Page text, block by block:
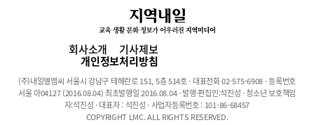
8% 미만으로 조성해 누구나 숲길을 누릴 수 있도록 했다. 정상까지
이어진 데크 로드를 따라 오르면 오두산 통일전망대, 헤이리 예술마
을, 통일동산, 체인지업 캠퍼스 등이 한눈에 들어온다. 느린 걸음으
로 20분 정도 오르면 사방으로 트인 경관이 나타난다. 힘들게 산에
내 울창한 나무와 새소리가 함께한다. 숲길 곳곳 나무 조형물을 조
성해 놓아 보는 재미 또한 쏠쏠하다. 정상에는 ‘그대가 누구인지 몰
라도 그대를 사랑한다’라는 임옥상 작가의 미술물이 설치돼 있다.
회사소개 기사제보
개인정보처리방침
(주)내일엘엠씨 서울시 강남구 테헤란로 151, 5층 514호 · 대표전화 02-575-6908 · 등록번호
서울 아04127 (2016.08.04) 최초발행일 2016.08.04 · 발행·편집인:석진성 · 청소년 보호책임
자:석진성 · 대표자 : 석진성 · 사업자등록번호 : 101-86-68457
COPYRIGHT LMC. ALL RIGHTS RESERVED.